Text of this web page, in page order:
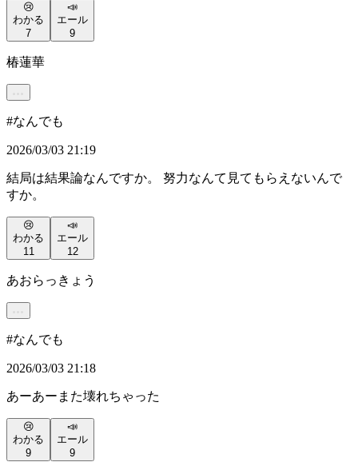
😢
わかる
7
📣
エール
9
椿蓮華
#なんでも
2026/03/03 21:19
結局は結果論なんですか。 努力なんて見てもらえないんで
すか。
😢
わかる
11
📣
エール
12
あおらっきょう
#なんでも
2026/03/03 21:18
あーあーまた壊れちゃった
😢
わかる
9
📣
エール
9